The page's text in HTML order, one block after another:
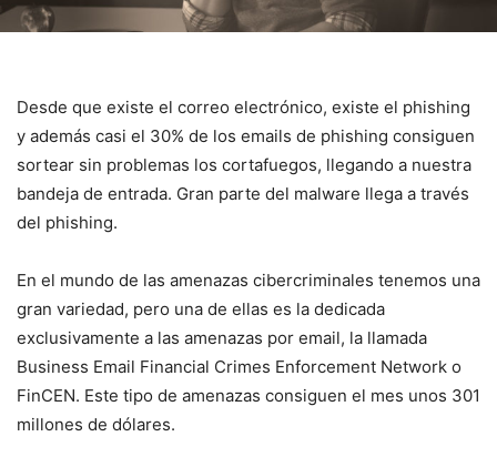
Desde que existe el correo electrónico, existe el phishing
y además casi el 30% de los emails de phishing consiguen
sortear sin problemas los cortafuegos, llegando a nuestra
bandeja de entrada. Gran parte del malware llega a través
del phishing.
En el mundo de las amenazas cibercriminales tenemos una
gran variedad, pero una de ellas es la dedicada
exclusivamente a las amenazas por email, la llamada
Business Email Financial Crimes Enforcement Network o
FinCEN. Este tipo de amenazas consiguen el mes unos 301
millones de dólares.